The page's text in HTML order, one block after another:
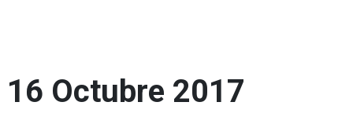
16 Octubre 2017